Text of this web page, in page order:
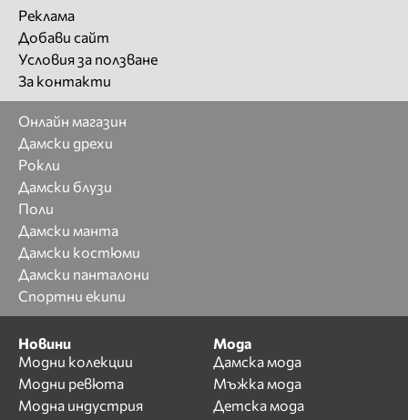
Реклама
Добави сайт
Условия за ползване
За контакти
Онлайн магазин
Дамски дрехи
Рокли
Дамски блузи
Поли
Дамски манта
Дамски костюми
Дамски панталони
Спортни екипи
Новини
Модни колекции
Модни ревюта
Модна индустрия
Мода
Дамска мода
Мъжка мода
Детска мода